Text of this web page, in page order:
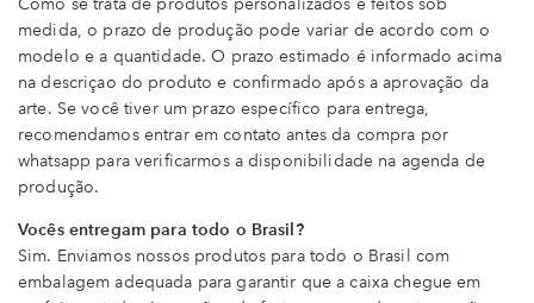
Como se trata de produtos personalizados e feitos sob
medida, o prazo de produção pode variar de acordo com o
modelo e a quantidade. O prazo estimado é informado acima
na descriçao do produto e confirmado após a aprovação da
arte. Se você tiver um prazo específico para entrega,
recomendamos entrar em contato antes da compra por
whatsapp para verificarmos a disponibilidade na agenda de
produção.
Vocês entregam para todo o Brasil?
Sim. Enviamos nossos produtos para todo o Brasil com
embalagem adequada para garantir que a caixa chegue em